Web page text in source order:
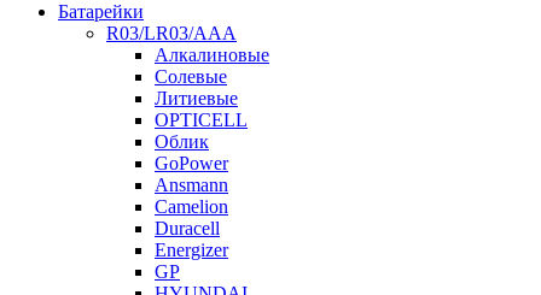
Батарейки
R03/LR03/AAA
Алкалиновые
Солевые
Литиевые
OPTICELL
Облик
GoPower
Ansmann
Camelion
Duracell
Energizer
GP